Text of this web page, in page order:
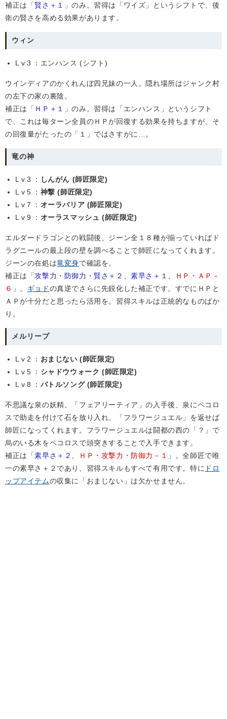
補正は「賢さ＋１
」のみ。習得は「ワイズ」というシフトで、後
衛の賢さを高める効果があります。
ウィン
Lv3 ：エンハンス (シフト)
ウインディアのかくれんぼ四兄妹の一人。隠れ場所はジャンク村
の左下の家の裏陰。
補正は「 ＨＰ＋１
」のみ。習得は「エンハンス」というシフト
で、これは毎ターン全員のＨＰが回復する効果を持ちますが、そ
の回復量がたったの「１」ではさすがに…。
竜の神
Lv3 ：
しんがん (師匠限定)
Lv5
： 神撃 (師匠限定)
Lv7
： オーラバリア (師匠限定)
Lv9
： オーラスマッシュ (師匠限定)
エルダードラゴンとの戦闘後、ジーン全１８種が揃っていればド
ラグニールの最上段の壁を調べることで師匠になってくれます。
ジーンの在処は竜変身で確認を。
補正は「攻撃力・防御力・賢さ＋２、素早さ＋１、
ＨＰ・ＡＰ－
６ 」。 ギョドの真逆でさらに先鋭化した補正です。すでにＨＰと
ＡＰが十分だと思ったら活用を。習得スキルは正統的なものばか
り。
メルリープ
Lv2 ： おまじない (師匠限定)
Lv5
： シャドウウォーク (師匠限定)
Lv8
： バトルソング (師匠限定)
不思議な泉の妖精。「フェアリーティア」の入手後、泉にペコロ
スで助走を付けて石を放り入れ、「フラワージュエル」を返せば
師匠になってくれます。フラワージュエルは闘都の西の「？」で
烏のいる木をペコロスで頭突きすることで入手できます。
補正は「素早さ＋２、 ＨＰ・攻撃力・防御力－１
」。全師匠で唯
一の素早さ＋２であり、習得スキルもすべて有用です。特に ドロ
ップアイテムの収集に「おまじない」は欠かせません。